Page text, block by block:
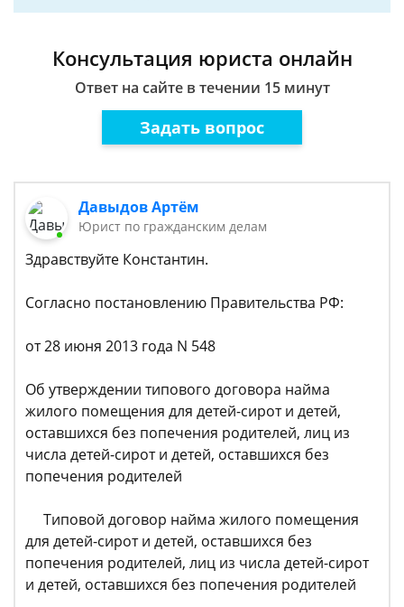
Консультация юриста онлайн
Ответ на сайте в течении 15 минут
Задать вопрос
Давыдов Артём
Юрист по гражданским делам
Здравствуйте Константин.
Согласно постановлению Правительства РФ:
от 28 июня 2013 года N 548
Об утверждении типового договора найма
жилого помещения для детей-сирот и детей,
оставшихся без попечения родителей, лиц из
числа детей-сирот и детей, оставшихся без
попечения родителей
Типовой договор найма жилого помещения
для детей-сирот и детей, оставшихся без
попечения родителей, лиц из числа детей-сирот
и детей, оставшихся без попечения родителей